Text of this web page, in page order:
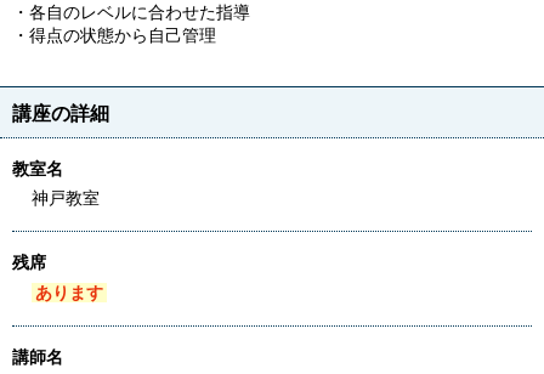
・各自のレベルに合わせた指導
・得点の状態から自己管理
講座の詳細
教室名
神戸教室
残席
あります
講師名